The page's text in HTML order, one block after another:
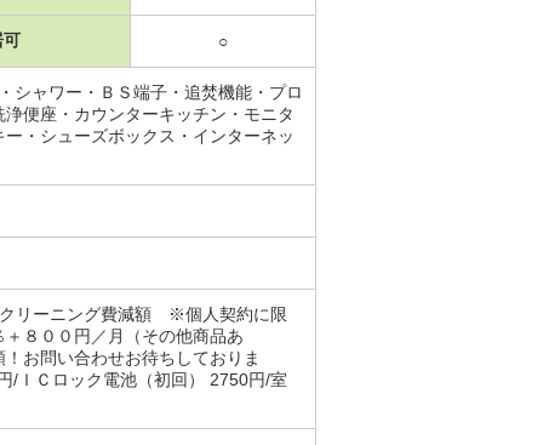
可 ○
シャワー・ＢＳ端子・追焚機能・プロ
便座・カウンターキッチン・モニタ
・シューズボックス・インターネッ
リーニング費減額 ※個人契約に限
８００円／月（その他商品あ
お問い合わせお待ちしておりま
/ＩＣロック電池（初回） 2750円/室